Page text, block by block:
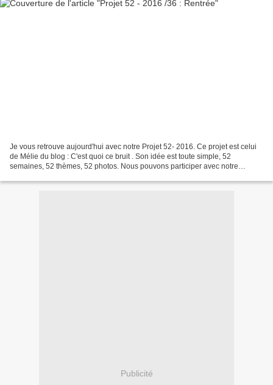
Je vous retrouve aujourd'hui avec notre Projet 52- 2016. Ce projet est celui
de Mélie du blog : C'est quoi ce bruit . Son idée est toute simple, 52
semaines, 52 thèmes, 52 photos. Nous pouvons participer avec notre
Publicité